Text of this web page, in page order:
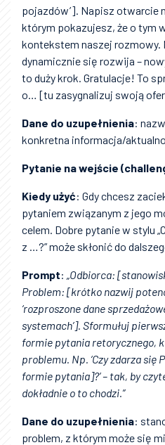
pojazdów’]. Napisz otwarcie
którym pokazujesz, że o tym
kontekstem naszej rozmowy.
dynamicznie się rozwija –
to duży krok. Gratulacje! To
o… [tu zasygnalizuj swoją
Dane do uzupełnienia:
konkretna informacja/
Pytanie na wejście
Kiedy użyć: Gdy chcesz
pytaniem związanym z jego
celem. Dobre pytanie w stylu
z …?” może skłonić do
Prompt:„Odbiorca:
Problem: [krótko nazwij
‘rozproszone dane
systemach’]. Sformułuj
formie pytania retorycznego,
problemu. Np. ‘Czy zdarza się
formie pytania]?’ – tak, by
dokładnie o to chodzi.”
Dane do uzupełnienia:
problem, z którym może się